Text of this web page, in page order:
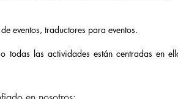
eventos, traductores para eventos.
todas las actividades están centradas en